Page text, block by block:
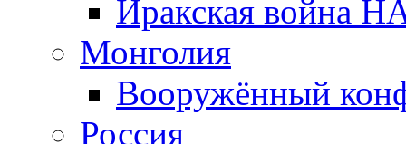
Иракская война
Монголия
Вооружённый
Россия